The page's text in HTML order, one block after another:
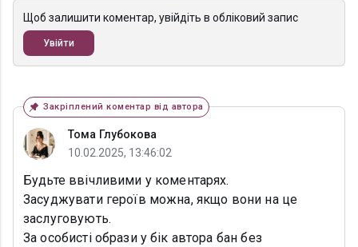
Щоб залишити коментар, увійдіть в обліковий запис
Увійти
Закріплений коментар від автора
Тома Глубокова
10.02.2025, 13:46:02
Будьте ввічливими у коментарях.
Засуджувати героїв можна, якщо вони на це
заслуговують.
За особисті образи у бік автора бан без